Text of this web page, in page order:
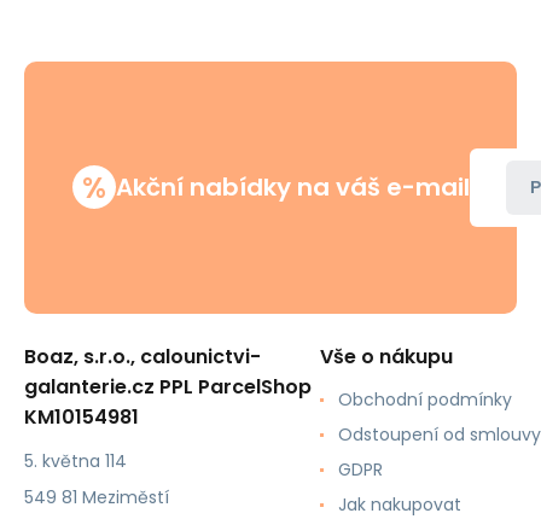
% Akční nabídky na váš e-mail
Boaz, s.r.o., calounictvi-
galanterie.cz PPL ParcelShop
KM10154981
5. května 114
549 81 Meziměstí
Vše o nákupu
Obchodní podmínky
Odstoupení od smlouvy
GDPR
Jak nakupovat